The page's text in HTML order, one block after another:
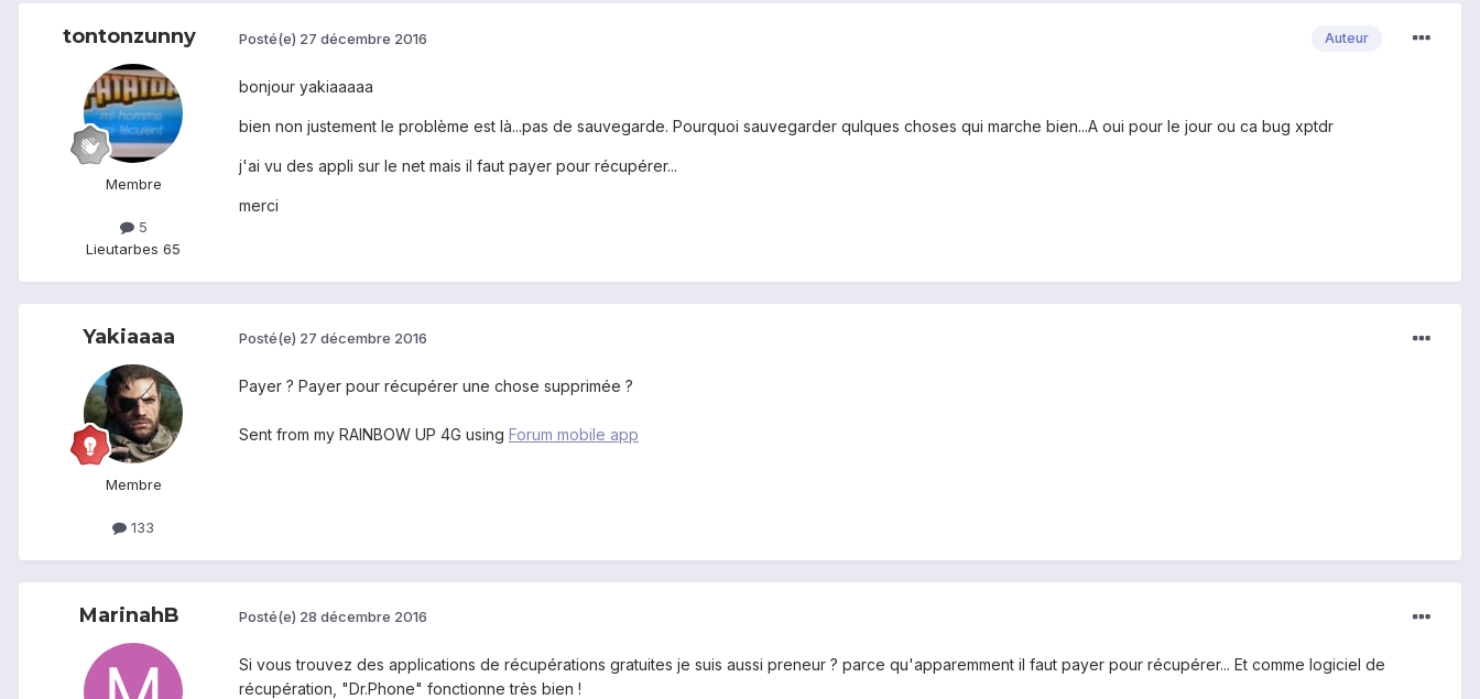
tontonzunny
Membre
5
Lieutarbes 65
Auteur
Posté(e) 27 décembre 2016
bonjour yakiaaaaa
bien non justement le problème est là...pas de sauvegarde. Pourquoi sauvegarder qulques choses qui marche bien...A oui pour le jour ou ca bug xptdr
j'ai vu des appli sur le net mais il faut payer pour récupérer...
merci
Yakiaaaa
Membre
133
Posté(e) 27 décembre 2016
Payer ? Payer pour récupérer une chose supprimée ?
Sent from my RAINBOW UP 4G using Forum mobile app
MarinahB Posté(e) 28 décembre 2016
Si vous trouvez des applications de récupérations gratuites je suis aussi preneur ? parce qu'apparemment il faut payer pour récupérer... Et comme logiciel de
récupération, "Dr.Phone" fonctionne très bien !